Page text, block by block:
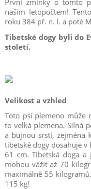
První zmínky o tomto
naším letopočtem!
roku 384 př. n. l. a poté
Tibetské dogy byli do
století.
Velikost a vzhled
Toto psí plemeno může
to velká plemena. Silná
a bujnou srstí, zejména
tibetské dogy dosahuje
61 cm. Tibetská doga a
mohou vážit až 70
maximálně 55
115 kg!